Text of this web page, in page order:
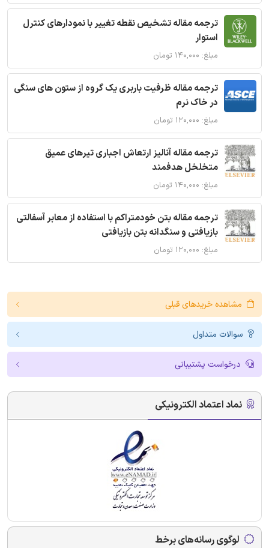
ترجمه مقاله تشخیص نقطه تغییر با نمودارهای کنترل
استوار
مبلغ: ۱۴۰,۰۰۰ تومان
ترجمه مقاله ظرفیت باربری یک گروه از ستون های سنگی
در خاک نرم
مبلغ: ۱۲۰,۰۰۰ تومان
ترجمه مقاله آنالیز ارتعاش اجباری تیرهای عمیق
متخلخل هدفمند
مبلغ: ۱۴۰,۰۰۰ تومان
ترجمه مقاله بتن خودمتراکم با استفاده از معابر آسفالتی
بازیافتی و سنگدانه بتن بازیافتی
مبلغ: ۱۲۰,۰۰۰ تومان
مشاهده خریدهای قبلی
سوالات متداول
درخواست پشتیبانی
نماد اعتماد الکترونیکی
لوگوی رسانه‌های برخط